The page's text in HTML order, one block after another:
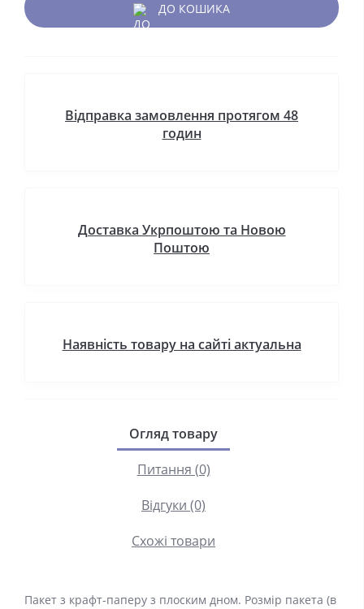
ДО КОШИКА
Відправка замовлення протягом 48
годин
Доставка Укрпоштою та Новою
Поштою
Наявність товару на сайті актуальна
Огляд товару
Питання (0)
Відгуки (0)
Схожі товари
Пакет з крафт-паперу з плоским дном. Розмір пакета (в